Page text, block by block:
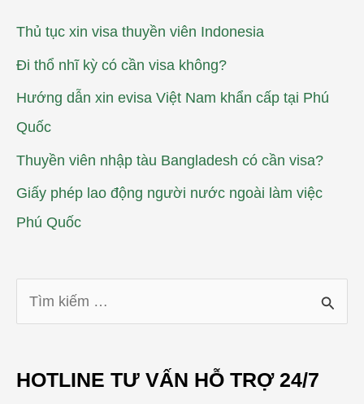
Thủ tục xin visa thuyền viên Indonesia
Đi thổ nhĩ kỳ có cần visa không?
Hướng dẫn xin evisa Việt Nam khẩn cấp tại Phú
Quốc
Thuyền viên nhập tàu Bangladesh có cần visa?
Giấy phép lao động người nước ngoài làm việc
Phú Quốc
HOTLINE TƯ VẤN HỖ TRỢ 24/7